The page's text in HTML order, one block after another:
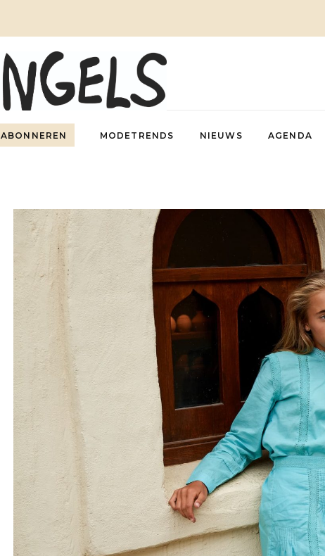
ABONNEREN MODETRENDS NIEUWS AGENDA